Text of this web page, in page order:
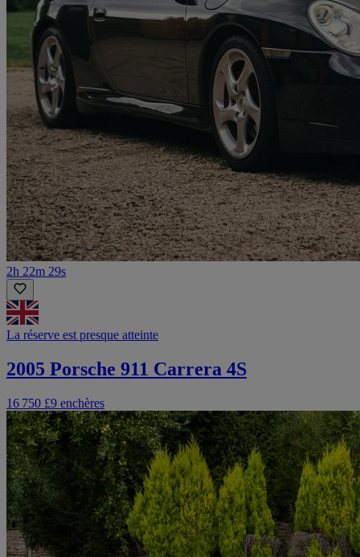
2h 22m 29s
La réserve est presque atteinte
2005 Porsche 911 Carrera 4S
16 750 £9 enchères